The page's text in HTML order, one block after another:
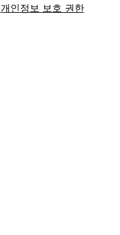
개인정보 보호 권한